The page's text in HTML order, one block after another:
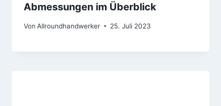
Abmessungen im Überblick
Von Allroundhandwerker 25. Juli 2023